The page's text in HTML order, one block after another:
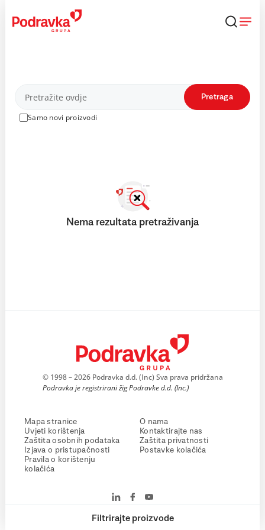
content
Proizvodi
Samo novi proizvodi
Pretraga
Filtrirajte proizvode
Nema rezultata pretraživanja
© 1998 – 2026 Podravka d.d. (Inc) Sva prava pridržana
Podravka je registrirani žig Podravke d.d. (Inc.)
Mapa stranice
Uvjeti korištenja
Zaštita osobnih podataka
Izjava o pristupačnosti
Pravila o korištenju
kolačića
O nama
Kontaktirajte nas
Zaštita privatnosti
Postavke kolačića